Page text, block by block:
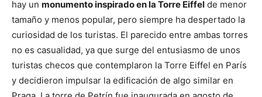
hay un monumento inspirado en la Torre Eiffel de menor
tamaño y menos popular, pero siempre ha despertado la
curiosidad de los turistas. El parecido entre ambas torres
no es casualidad, ya que surge del entusiasmo de unos
turistas checos que contemplaron la Torre Eiffel en París
y decidieron impulsar la edificación de algo similar en